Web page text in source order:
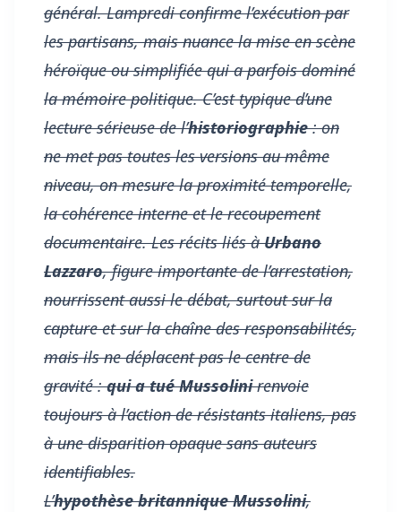
général. Lampredi confirme l’exécution par
les partisans, mais nuance la mise en scène
héroïque ou simplifiée qui a parfois dominé
la mémoire politique. C’est typique d’une
lecture sérieuse de l’historiographie: on
ne met pas toutes les versions au même
niveau, on mesure la proximité temporelle,
la cohérence interne et le recoupement
documentaire. Les récits liés àUrbano
Lazzaro, figure importante de l’arrestation,
nourrissent aussi le débat, surtout sur la
capture et sur la chaîne des responsabilités,
mais ils ne déplacent pas le centre de
gravité :qui a tué Mussolinirenvoie
toujours à l’action de résistants italiens, pas
à une disparition opaque sans auteurs
identifiables.
L’hypothèse britannique Mussolini,